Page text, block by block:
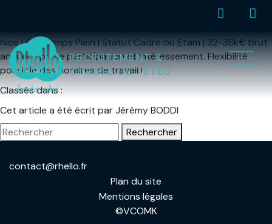
RECRUTEMENT &
CHASSE DE TÊTES
Nice | CDI Temps Plein | Statut Cadre ou Etam | 32-38k€ brut
annuel + prime participation et intéressement. Flexibilité
possible des horaires de travail !
Classés dans :
Cet article a été écrit par Jérémy BODDI
Rechercher
contact@rhello.fr
Plan du site
Mentions légales
©VCOMK